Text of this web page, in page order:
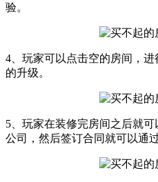
验。
4、玩家可以点击空的房间，
的升级。
5、玩家在装修完房间之后就
公司，然后签订合同就可以通